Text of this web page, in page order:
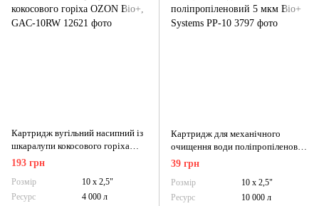
Картридж вугільний насипний із
шкаралупи кокосового горіха
OZON Bio+, GAC-10RW
193 грн
Розмір
10 х 2,5"
Ресурс
4 000 л
Картридж для механічного
очищення води поліпропіленовий
5 мкм Bio+ Systems PP-10
39 грн
Розмір
10 х 2,5"
Ресурс
10 000 л